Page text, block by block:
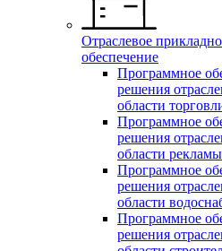
Отраслевое
обеспечение
Программное
решения
области
Программное
решения
области рекламы
Программное
решения
области
Программное
решения